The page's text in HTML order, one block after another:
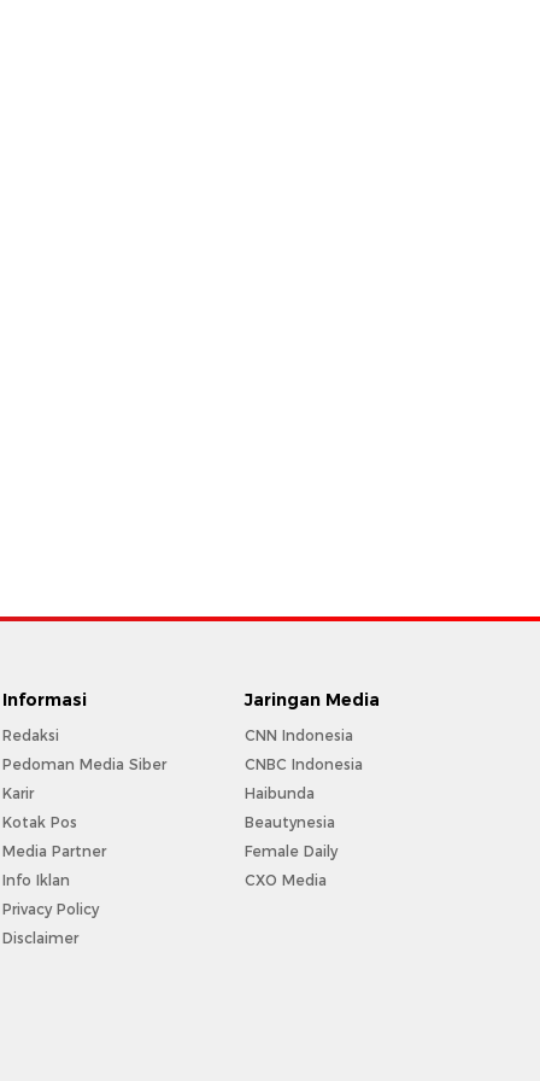
Informasi
Redaksi
Pedoman Media Siber
Karir
Kotak Pos
Media Partner
Info Iklan
Privacy Policy
Disclaimer
Jaringan Media
CNN Indonesia
CNBC Indonesia
Haibunda
Beautynesia
Female Daily
CXO Media